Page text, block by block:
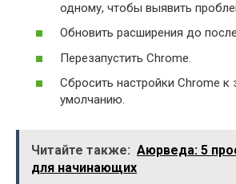
одному, чтобы выявить
Обновить расширения до
Перезапустить Chrome.
Сбросить настройки Chrome к
умолчанию.
Читайте также: Аюрведа: 5
для начинающих